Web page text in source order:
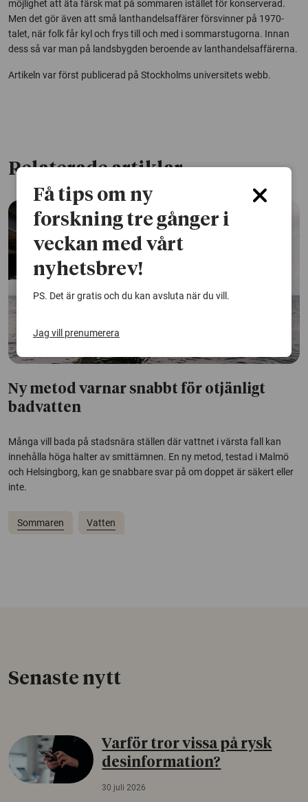
möjlighet att äta färsk mat på sommaren istället för konserverad.
Men det gör även att små lanthandelsaffärer försvinner på 1970-
talet, när folk får kyl och frys till och med i sommarstugorna. Innan
dess så var man på landsbygden beroende av lanthandelsaffärerna.
Artikeln var först publicerad på Stockholms universitets webb.
Relaterade artiklar
Ny metod varnar snabbt för otjänligt
badvatten
Många vill bada på stadsnära ställen där vattnet i värsta fall kan
innehålla höga halter av smittämnen. En ny metod, testad i Malmö
och Helsingborg, kan ge snabbare svar på om doppet är säkert eller
inte.
Sommaren Vatten
Senaste nytt
Varför tror vissa på rysk
desinformation?
30 juli 2026
Få tips om ny
forskning tre gånger i
veckan med vårt
nyhetsbrev!
PS. Det är gratis och du kan avsluta när du vill.
Jag vill prenumerera